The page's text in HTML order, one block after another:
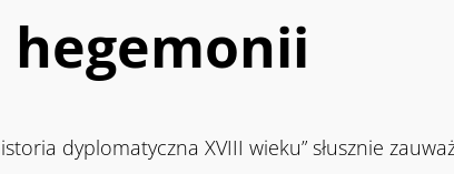
dyplomatyczna XVIII wieku” słusznie